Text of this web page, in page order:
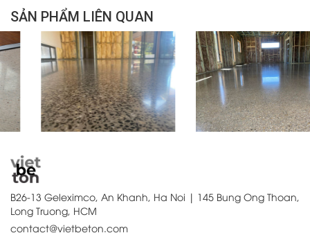
SẢN PHẨM LIÊN QUAN
B26-13 Geleximco, An Khanh, Ha Noi | 145 Bung Ong Thoan,
Long Truong, HCM
contact@vietbeton.com